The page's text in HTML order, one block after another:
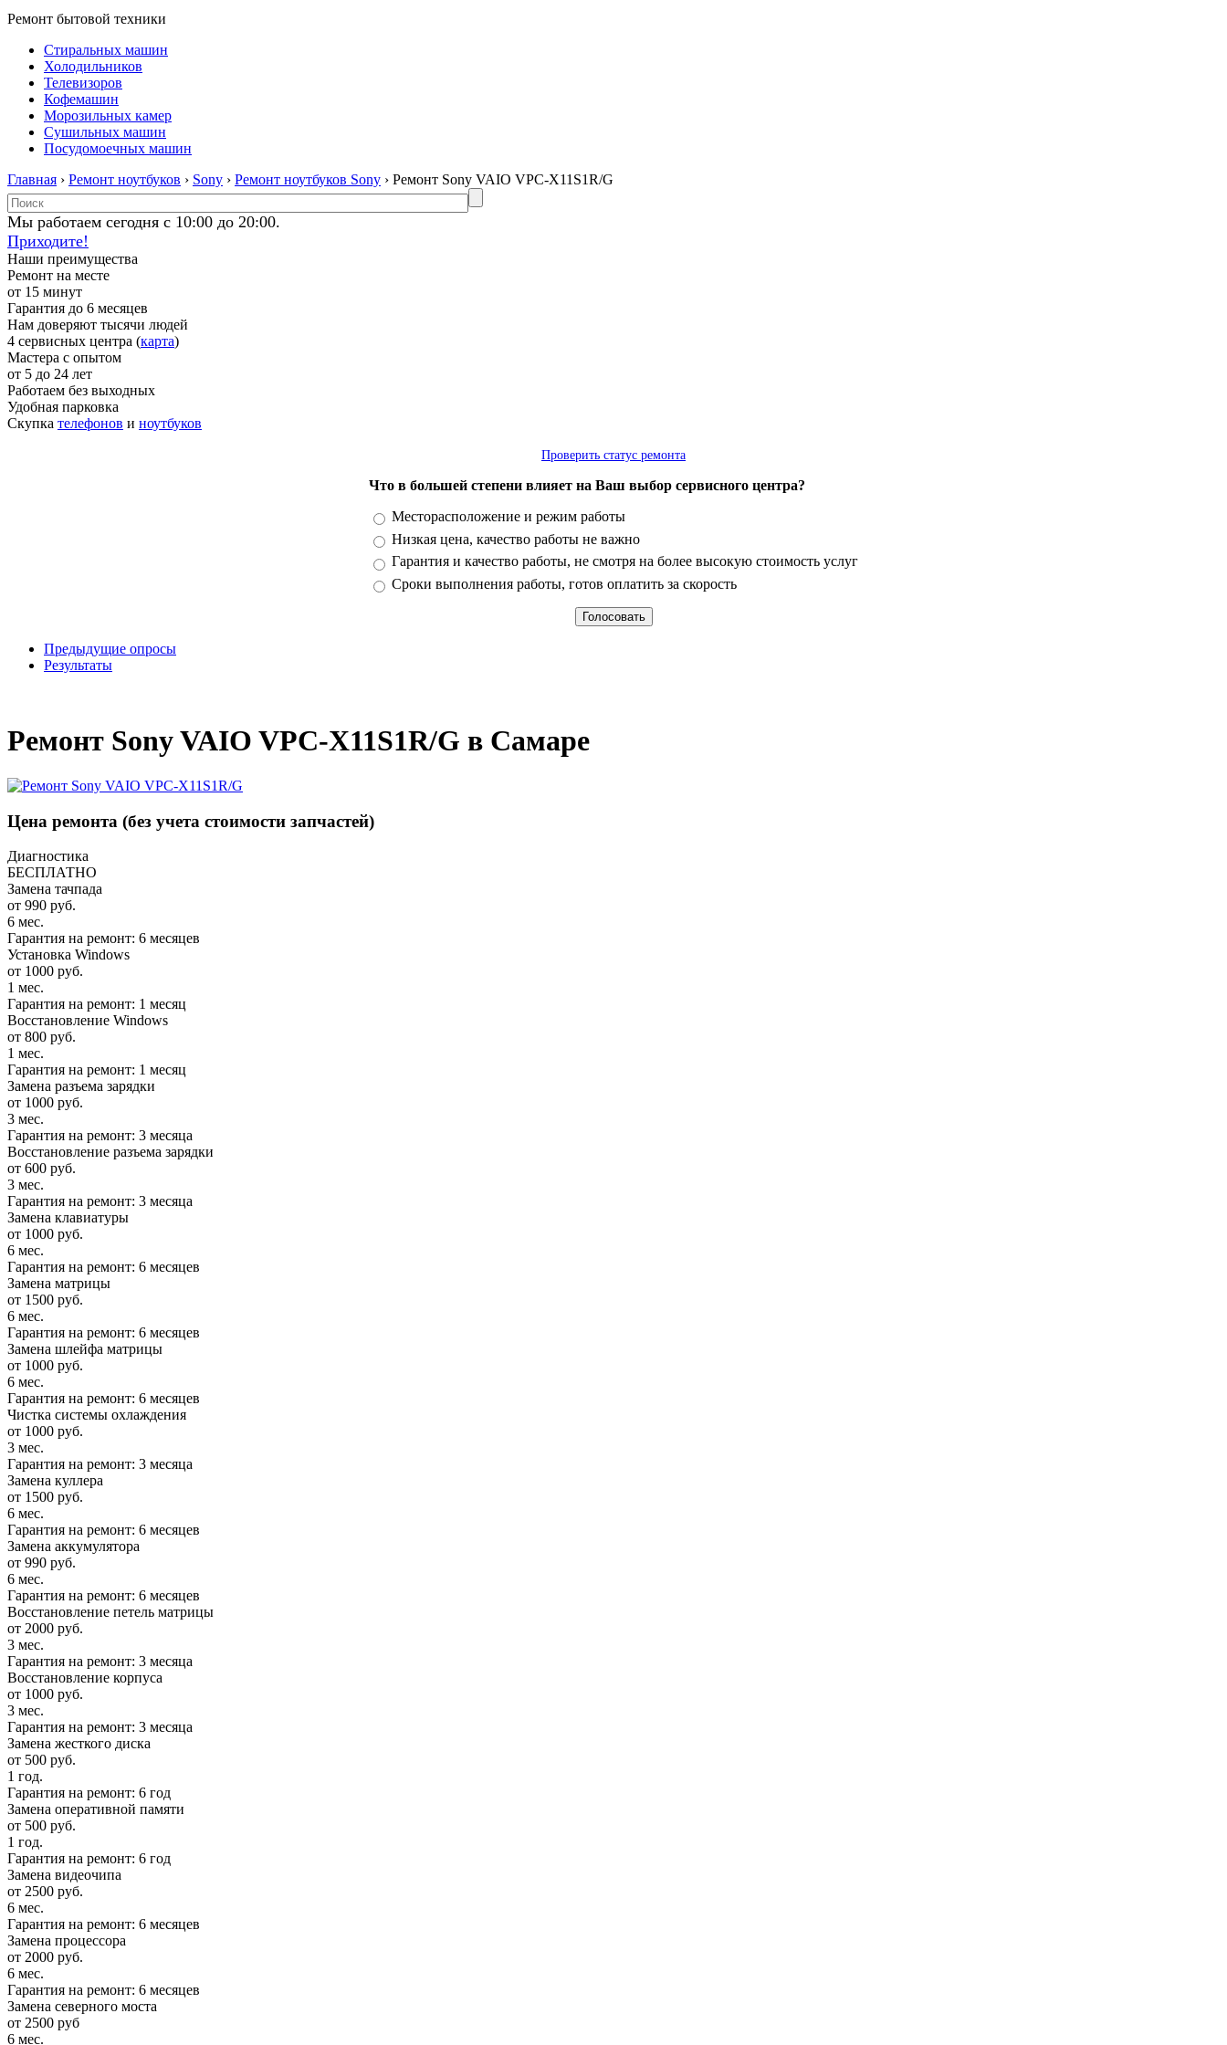
Ремонт бытовой техники
Стиральных машин
Холодильников
Телевизоров
Кофемашин
Морозильных камер
Сушильных машин
Посудомоечных машин
Главная › Ремонт ноутбуков › Sony › Ремонт ноутбуков Sony › Ремонт Sony VAIO VPC-X11S1R/G
Мы работаем сегодня с 10:00 до 20:00.
Приходите!
Наши преимущества
Ремонт на месте
от 15 минут
Гарантия до 6 месяцев
Нам доверяют тысячи людей
4 сервисных центра (карта)
Мастера с опытом
от 5 до 24 лет
Работаем без выходных
Удобная парковка
Скупка телефонов и ноутбуков
Проверить статус ремонта
Что в большей степени влияет на Ваш выбор сервисного центра?
Варианты
Месторасположение и режим работы
Низкая цена, качество работы не важно
Гарантия и качество работы, не смотря на более высокую стоимость услуг
Сроки выполнения работы, готов оплатить за скорость
Предыдущие опросы
Результаты
Ремонт Sony VAIO VPC-X11S1R/G в Самаре
Цена ремонта (без учета стоимости запчастей)
Диагностика
БЕСПЛАТНО
Замена тачпада
от 990 руб.
6 мес.
Гарантия на ремонт: 6 месяцев
Установка Windows
от 1000 руб.
1 мес.
Гарантия на ремонт: 1 месяц
Восстановление Windows
от 800 руб.
1 мес.
Гарантия на ремонт: 1 месяц
Замена разъема зарядки
от 1000 руб.
3 мес.
Гарантия на ремонт: 3 месяца
Восстановление разъема зарядки
от 600 руб.
3 мес.
Гарантия на ремонт: 3 месяца
Замена клавиатуры
от 1000 руб.
6 мес.
Гарантия на ремонт: 6 месяцев
Замена матрицы
от 1500 руб.
6 мес.
Гарантия на ремонт: 6 месяцев
Замена шлейфа матрицы
от 1000 руб.
6 мес.
Гарантия на ремонт: 6 месяцев
Чистка системы охлаждения
от 1000 руб.
3 мес.
Гарантия на ремонт: 3 месяца
Замена куллера
от 1500 руб.
6 мес.
Гарантия на ремонт: 6 месяцев
Замена аккумулятора
от 990 руб.
6 мес.
Гарантия на ремонт: 6 месяцев
Восстановление петель матрицы
от 2000 руб.
3 мес.
Гарантия на ремонт: 3 месяца
Восстановление корпуса
от 1000 руб.
3 мес.
Гарантия на ремонт: 3 месяца
Замена жесткого диска
от 500 руб.
1 год.
Гарантия на ремонт: 6 год
Замена оперативной памяти
от 500 руб.
1 год.
Гарантия на ремонт: 6 год
Замена видеочипа
от 2500 руб.
6 мес.
Гарантия на ремонт: 6 месяцев
Замена процессора
от 2000 руб.
6 мес.
Гарантия на ремонт: 6 месяцев
Замена северного моста
от 2500 руб
6 мес.